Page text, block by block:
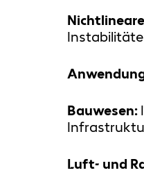
Bauwesen:
Luft- und